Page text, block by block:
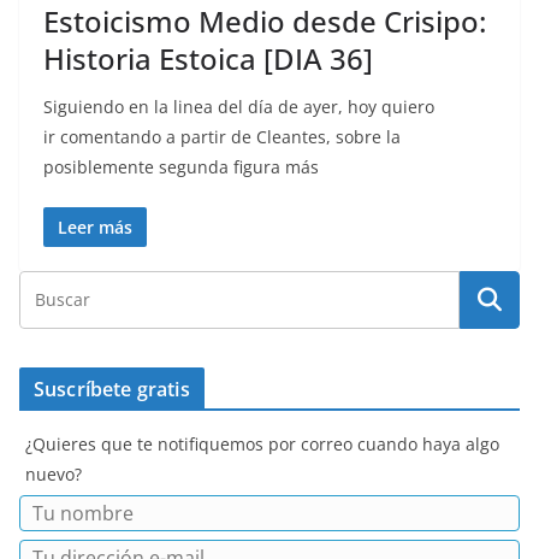
Estoicismo Medio desde Crisipo:
Historia Estoica [DIA 36]
Siguiendo en la linea del día de ayer, hoy quiero
ir comentando a partir de Cleantes, sobre la
posiblemente segunda figura más
Leer más
Suscríbete gratis
¿Quieres que te notifiquemos por correo cuando haya algo
nuevo?